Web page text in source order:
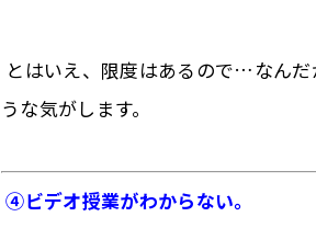
とはいえ、限度はあるので…なん
うな気がします。
④ビデオ授業がわからない。